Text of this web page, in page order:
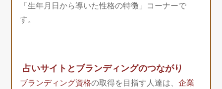
「生年月日から導いた性格の特徴」コーナーで
す。
占いサイトとブランディングのつながり
ブランディング資格の取得を目指す人達は、企業